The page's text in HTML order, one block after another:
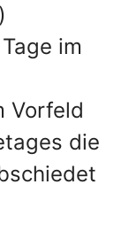
im
Vorfeld
die